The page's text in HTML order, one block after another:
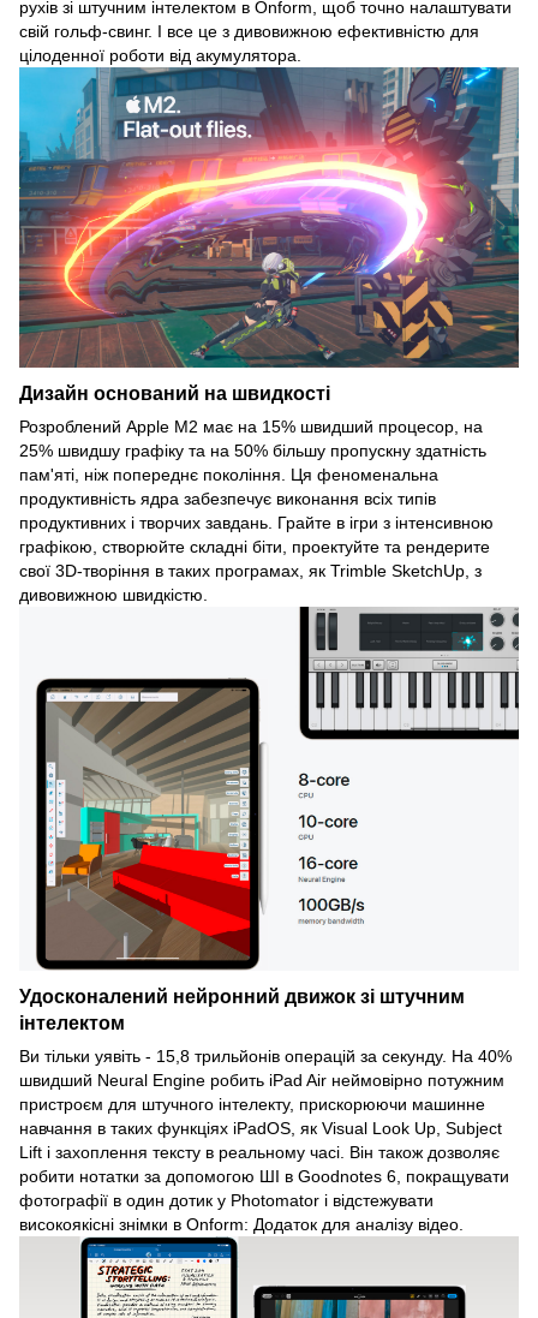
рухів зі штучним інтелектом в Onform, щоб точно налаштувати
свій гольф-свинг. І все це з дивовижною ефективністю для
цілоденної роботи від акумулятора.
Дизайн оснований на швидкості
Розроблений Apple M2 має на 15% швидший процесор, на
25% швидшу графіку та на 50% більшу пропускну здатність
пам'яті, ніж попереднє покоління. Ця феноменальна
продуктивність ядра забезпечує виконання всіх типів
продуктивних і творчих завдань. Грайте в ігри з інтенсивною
графікою, створюйте складні біти, проектуйте та рендерите
свої 3D-творіння в таких програмах, як Trimble SketchUp, з
дивовижною швидкістю.
Удосконалений нейронний движок зі штучним
інтелектом
Ви тільки уявіть - 15,8 трильйонів операцій за секунду. На 40%
швидший Neural Engine робить iPad Air неймовірно потужним
пристроєм для штучного інтелекту, прискорюючи машинне
навчання в таких функціях iPadOS, як Visual Look Up, Subject
Lift і захоплення тексту в реальному часі. Він також дозволяє
робити нотатки за допомогою ШІ в Goodnotes 6, покращувати
фотографії в один дотик у Photomator і відстежувати
високоякісні знімки в Onform: Додаток для аналізу відео.